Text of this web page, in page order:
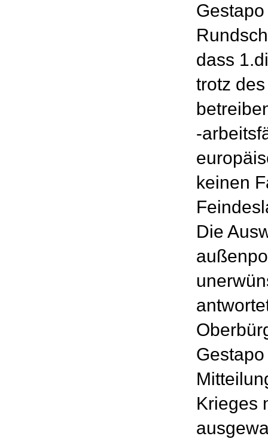
dass
trotz
-
keinen
Die
Krieges